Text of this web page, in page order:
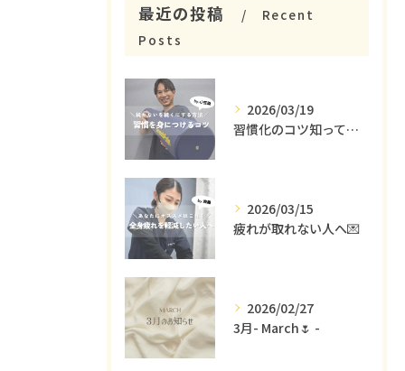
最近の投稿
Recent
Posts
2026/03/19
習慣化のコツ知ってる😳？
2026/03/15
疲れが取れない人へ💌
2026/02/27
3月- March🌷 -